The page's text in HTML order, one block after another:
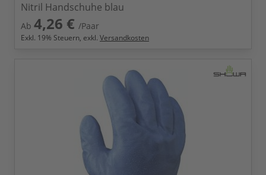
Nitril Handschuhe blau
Ab 4,26 € /Paar
Exkl. 19% Steuern, exkl. Versandkosten